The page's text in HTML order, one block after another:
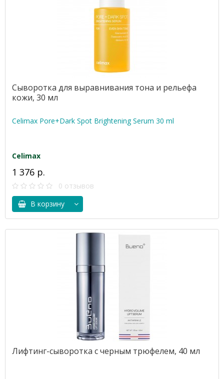
Сыворотка для выравнивания тона и рельефа
кожи, 30 мл
Celimax Pore+Dark Spot Brightening Serum 30 ml
Celimax
1 376 р.
0 отзывов
В корзину
Лифтинг-сыворотка с черным трюфелем, 40 мл